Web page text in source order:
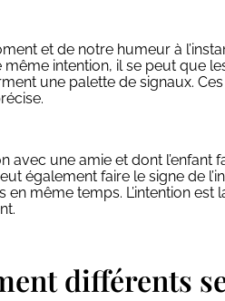
et de notre humeur à
intention, il se peut que
une palette de signaux.
avec une amie et dont
également faire le signe de
même temps. L’intention
différents